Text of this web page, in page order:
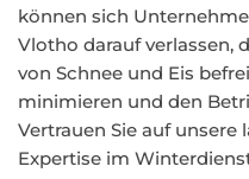
können sich
Vlotho darauf verlassen,
von Schnee und Eis
minimieren und den
Vertrauen Sie auf
Expertise im